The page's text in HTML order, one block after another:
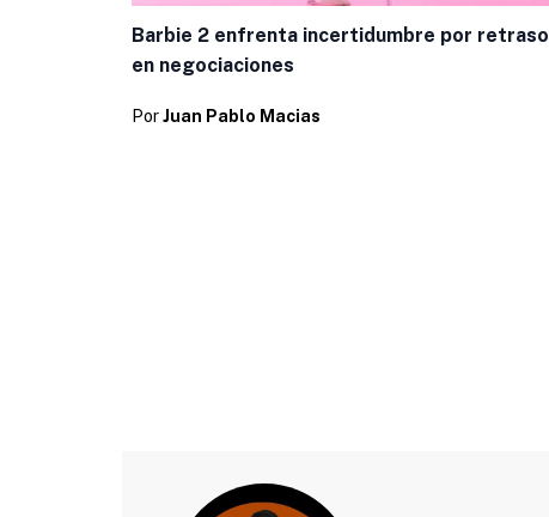
Barbie 2 enfrenta incertidumbre por retraso
en negociaciones
PorJuan Pablo Macias